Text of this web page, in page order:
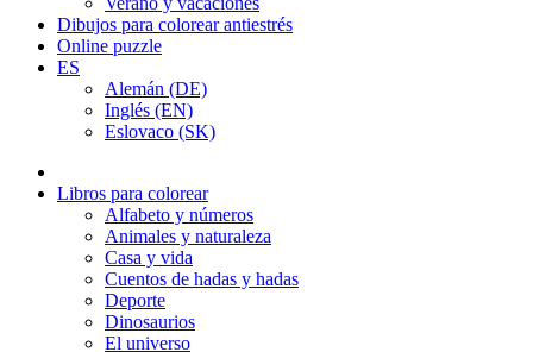
Dibujos para colorear antiestrés
Online puzzle
ES
Alemán (DE)
Inglés (EN)
Eslovaco (SK)
Libros para colorear
Alfabeto y números
Animales y naturaleza
Casa y vida
Cuentos de hadas y hadas
Deporte
Dinosaurios
El universo